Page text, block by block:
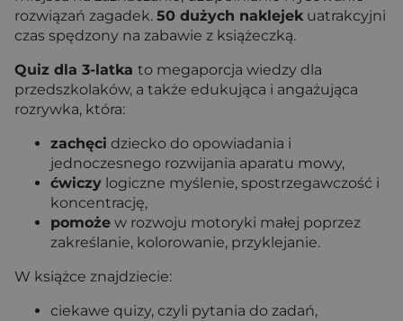
rozwiązań zagadek. 50 dużych naklejekuatrakcyjni
czas spędzony na zabawie z książeczką.
Quiz dla 3-latka to megaporcja wiedzy dla
przedszkolaków, a także edukująca i angażująca
rozrywka, która:
zachęci dziecko do opowiadania i
jednoczesnego rozwijania aparatu mowy,
ćwiczy logiczne myślenie, spostrzegawczość i
koncentrację,
pomoże w rozwoju motoryki małej poprzez
zakreślanie, kolorowanie, przyklejanie.
W książce znajdziecie:
ciekawe quizy, czyli pytania do zadań,